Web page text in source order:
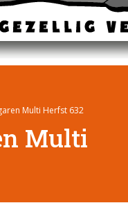
Multi Herfst 632
Multi